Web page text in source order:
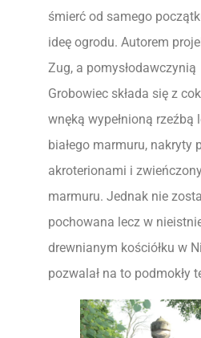
śmierć od samego
ideę ogrodu. Autorem
Zug, a
Grobowiec składa się z
wnęką wypełnioną rzeźbą
białego marmuru, nakryty
akroterionami i
marmuru. Jednak nie
pochowana lecz w
drewnianym kościółku w
pozwalał na to podmokły